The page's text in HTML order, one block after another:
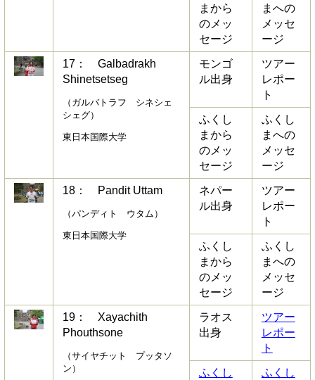
まから
のメッ
セージ
まへの
メッセ
ージ
17： Galbadrakh
Shinetsetseg
（ガルバトラフ シネシェ
シェグ）
東日本国際大学
モンゴ
ル出身
ツアー
レポー
ト
ふくし
まから
のメッ
セージ
ふくし
まへの
メッセ
ージ
18： Pandit Uttam
（パンディト ウタム）
東日本国際大学
ネパー
ル出身
ツアー
レポー
ト
ふくし
まから
のメッ
セージ
ふくし
まへの
メッセ
ージ
19： Xayachith
Phouthsone
（サイヤチット プッタソ
ン）
ラオス
出身
ツアー
レポー
ト
ふくし
ふくし